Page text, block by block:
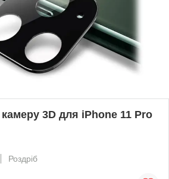
3D для iPhone 11 Pro
Роздріб